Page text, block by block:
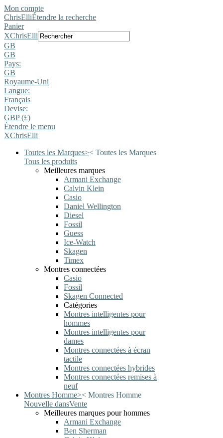
Mon compte
ChrisElliÉtendre la recherche
Panier
XChrisElli
GB
GB
Pays:
GB
Royaume-Uni
Langue:
Français
Devise:
GBP (£)
Étendre le menu
XChrisElli
Toutes les Marques>< Toutes les Marques
Tous les produits
Meilleures marques
Armani Exchange
Calvin Klein
Casio
Daniel Wellington
Diesel
Fossil
Guess
Ice-Watch
Skagen
Timex
Montres connectées
Casio
Fossil
Skagen Connected
Catégories
Montres intelligentes pour
hommes
Montres intelligentes pour
dames
Montres connectées à écran
tactile
Montres connectées hybrides
Montres connectées remises à
neuf
Montres Homme>< Montres Homme
Nouvelle dansVente
Meilleures marques pour hommes
Armani Exchange
Ben Sherman